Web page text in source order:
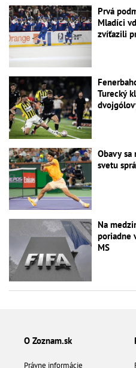
Prvá
Mladíci
zvíťazili
Turecký
Obavy sa
svetu
Na
poriadne
MS
O Zoznam.sk
Právne informácie